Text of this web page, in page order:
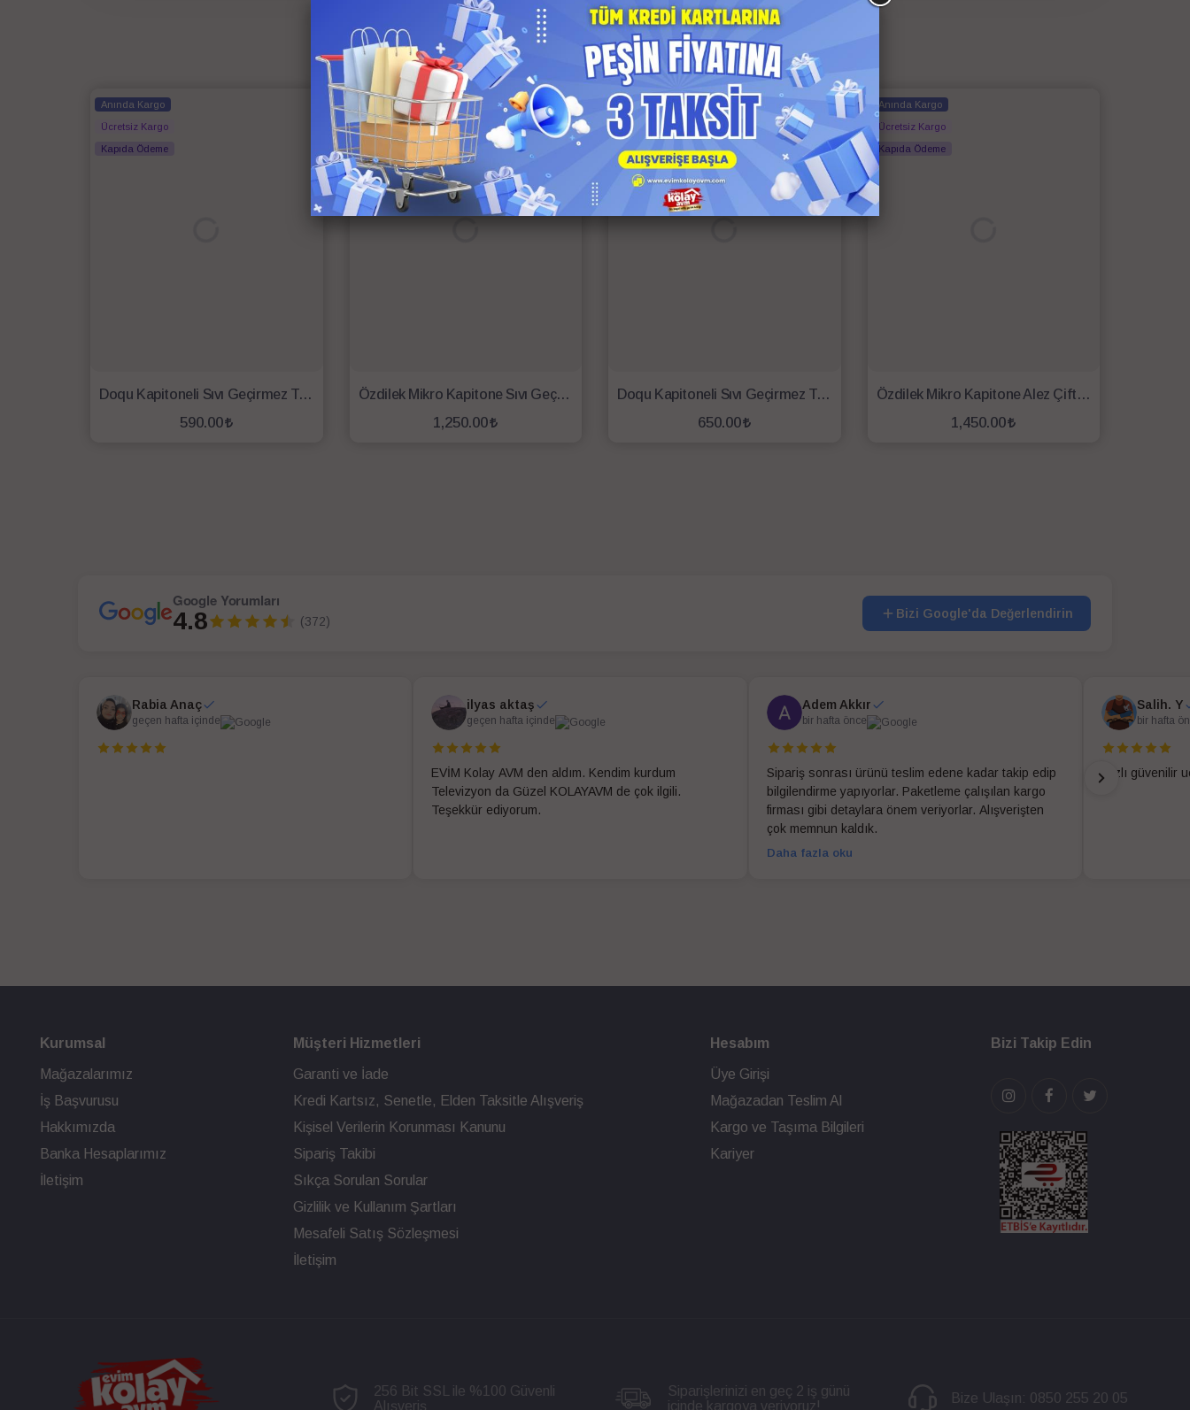
İlgili Ürünler
Anında Kargo
Ücretsiz Kargo
Kapıda Ödeme
Doqu Kapitoneli Sıvı Geçirmez Tek Kişilik Alez 90X190
590.00
Anında Kargo
Ücretsiz Kargo
Kapıda Ödeme
Özdilek Mikro Kapitone Sıvı Geçirmez Alez 100X200
1,250.00
Anında Kargo
Ücretsiz Kargo
Kapıda Ödeme
Doqu Kapitoneli Sıvı Geçirmez Tek Kişilik Alez 100x200
650.00
Anında Kargo
Ücretsiz Kargo
Kapıda Ödeme
Özdilek Mikro Kapitone Alez Çift Kişilik Sıvı Geçirmez 160x200
1,450.00
Google Yorumları
4.8 (372)
Bizi Google'da Değerlendirin
Rabia Anaç
geçen hafta içinde
ilyas aktaş
geçen hafta içinde
EVİM Kolay AVM den aldım. Kendim kurdum
Televizyon da Güzel KOLAYAVM de çok ilgili.
Teşekkür ediyorum.
Adem Akkır
bir hafta önce
Sipariş sonrası ürünü teslim edene kadar takip edip
bilgilendirme yapıyorlar. Paketleme çalışılan kargo
firması gibi detaylara önem veriyorlar. Alışverişten
çok memnun kaldık.
Daha fazla oku
Salih. Y
bir hafta
Hızlı güvenilir
Kurumsal
Mağazalarımız
İş Başvurusu
Hakkımızda
Banka Hesaplarımız
İletişim
Müşteri Hizmetleri
Garanti ve İade
Kredi Kartsız, Senetle, Elden Taksitle Alışveriş
Kişisel Verilerin Korunması Kanunu
Sipariş Takibi
Sıkça Sorulan Sorular
Gizlilik ve Kullanım Şartları
Mesafeli Satış Sözleşmesi
İletişim
Hesabım
Üye Girişi
Mağazadan Teslim Al
Kargo ve Taşıma Bilgileri
Kariyer
Bizi Takip Edin
256 Bit SSL ile %100 Güvenli
Alışveriş
Siparişlerinizi en geç 2 iş günü
içinde kargoya veriyoruz!
Bize Ulaşın: 0850 255 20 05